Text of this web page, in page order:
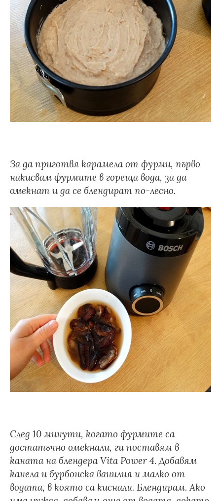
За да приготвя карамела от фурми, първо
накисвам фурмите в гореща вода, за да
омекнат и да се блендират по-лесно.
След 10 минути, когато фурмите са
достатъчно омекнали, ги поставям в
каната на блендераVita Power 4. Добавям
канела и бурбонска ванилия и малко от
водата, в която са киснали. Блендирам. Ако